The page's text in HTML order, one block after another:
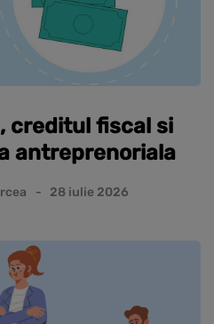
creditul fiscal si
antreprenoriala
28 iulie 2026